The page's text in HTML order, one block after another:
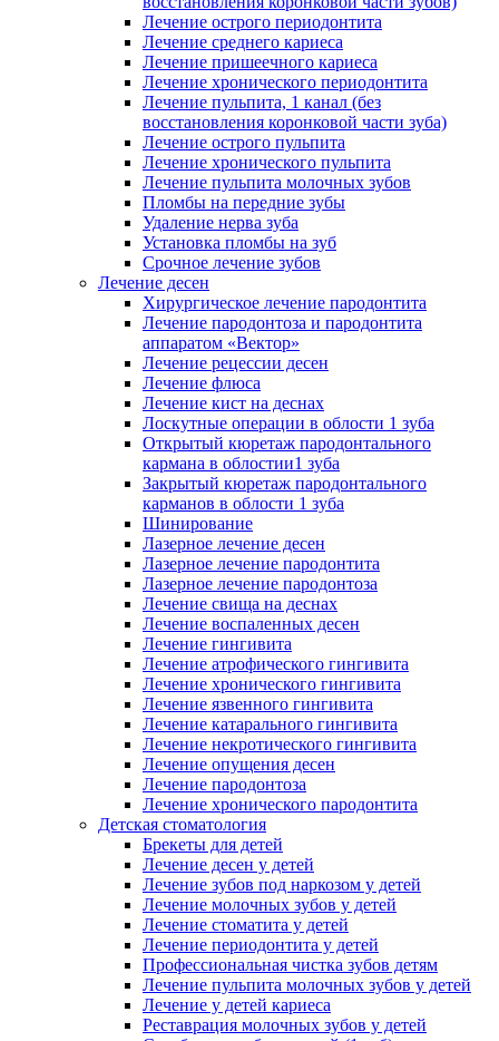
Лечение острого периодонтита
Лечение среднего кариеса
Лечение пришеечного кариеса
Лечение хронического периодонтита
Лечение пульпита, 1 канал (без
восстановления коронковой части зуба)
Лечение острого пульпита
Лечение хронического пульпита
Лечение пульпита молочных зубов
Пломбы на передние зубы
Удаление нерва зуба
Установка пломбы на зуб
Срочное лечение зубов
Лечение десен
Хирургическое лечение пародонтита
Лечение пародонтоза и пародонтита
аппаратом «Вектор»
Лечение рецессии десен
Лечение флюса
Лечение кист на деснах
Лоскутные операции в облости 1 зуба
Открытый кюретаж пародонтального
кармана в облостии1 зуба
Закрытый кюретаж пародонтального
карманов в облости 1 зуба
Шинирование
Лазерное лечение десен
Лазерное лечение пародонтита
Лазерное лечение пародонтоза
Лечение свища на деснах
Лечение воспаленных десен
Лечение гингивита
Лечение атрофического гингивита
Лечение хронического гингивита
Лечение язвенного гингивита
Лечение катарального гингивита
Лечение некротического гингивита
Лечение опущения десен
Лечение пародонтоза
Лечение хронического пародонтита
Детская стоматология
Брекеты для детей
Лечение десен у детей
Лечение зубов под наркозом у детей
Лечение молочных зубов у детей
Лечение стоматита у детей
Лечение периодонтита у детей
Профессиональная чистка зубов детям
Лечение пульпита молочных зубов у детей
Лечение у детей кариеса
Реставрация молочных зубов у детей